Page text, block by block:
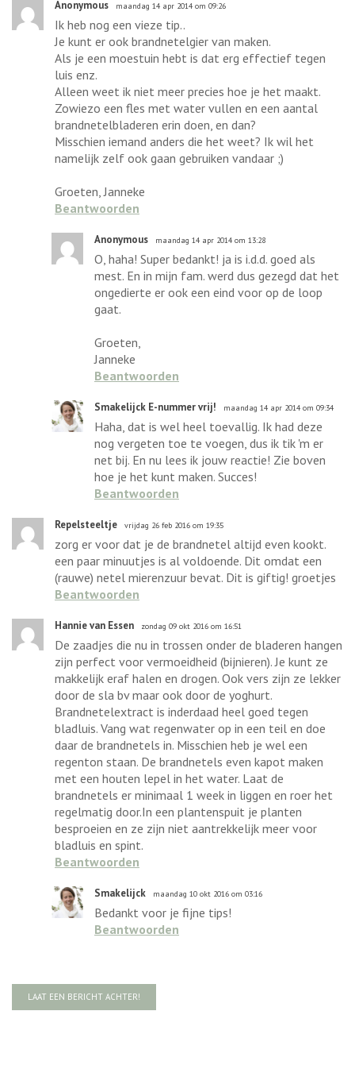
Anonymous maandag 14 apr 2014 om 09:26
Ik heb nog een vieze tip..
Je kunt er ook brandnetelgier van maken.
Als je een moestuin hebt is dat erg effectief tegen
luis enz.
Alleen weet ik niet meer precies hoe je het maakt.
Zowiezo een fles met water vullen en een aantal
brandnetelbladeren erin doen, en dan?
Misschien iemand anders die het weet? Ik wil het
namelijk zelf ook gaan gebruiken vandaar ;)
Groeten, Janneke
Beantwoorden
Anonymous maandag 14 apr 2014 om 13:28
O, haha! Super bedankt! ja is i.d.d. goed als
mest. En in mijn fam. werd dus gezegd dat het
ongedierte er ook een eind voor op de loop
gaat.
Groeten,
Janneke
Beantwoorden
Smakelijck E-nummer vrij! maandag 14 apr 2014 om 09:34
Haha, dat is wel heel toevallig. Ik had deze
nog vergeten toe te voegen, dus ik tik 'm er
net bij. En nu lees ik jouw reactie! Zie boven
hoe je het kunt maken. Succes!
Beantwoorden
Repelsteeltje vrijdag 26 feb 2016 om 19:35
zorg er voor dat je de brandnetel altijd even kookt.
een paar minuutjes is al voldoende. Dit omdat een
(rauwe) netel mierenzuur bevat. Dit is giftig! groetjes
Beantwoorden
Hannie van Essen zondag 09 okt 2016 om 16:51
De zaadjes die nu in trossen onder de bladeren hangen
zijn perfect voor vermoeidheid (bijnieren). Je kunt ze
makkelijk eraf halen en drogen. Ook vers zijn ze lekker
door de sla bv maar ook door de yoghurt.
Brandnetelextract is inderdaad heel goed tegen
bladluis. Vang wat regenwater op in een teil en doe
daar de brandnetels in. Misschien heb je wel een
regenton staan. De brandnetels even kapot maken
met een houten lepel in het water. Laat de
brandnetels er minimaal 1 week in liggen en roer het
regelmatig door.In een plantenspuit je planten
besproeien en ze zijn niet aantrekkelijk meer voor
bladluis en spint.
Beantwoorden
Smakelijck maandag 10 okt 2016 om 03:16
Bedankt voor je fijne tips!
Beantwoorden
LAAT EEN BERICHT ACHTER!